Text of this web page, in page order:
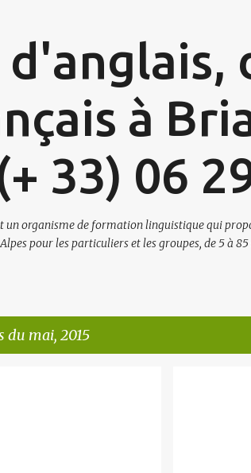
à
33) 06
un organisme de formation linguistique qui
pour les particuliers et les groupes, de 5 à
du mai, 2015